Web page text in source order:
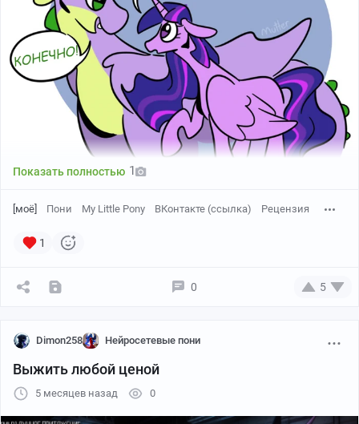
Показать полностью 1
[моё] Пони My Little Pony ВКонтакте (ссылка) Рецензия
1
0 5
Dimon258 Нейросетевые пони
Выжить любой ценой
5 месяцев назад 0